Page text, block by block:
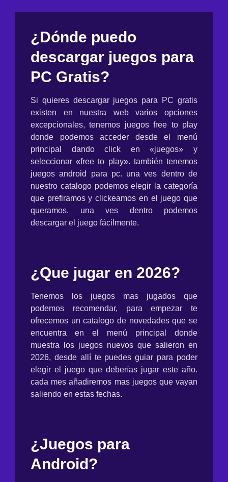
¿Dónde puedo
descargar juegos para
PC Gratis?
Si quieres descargar juegos para PC gratis
existen en nuestra web varios opciones
excepcionales, tenemos juegos free to play
donde podemos acceder desde el menú
principal dando click en «juegos» y
seleccionar «free to play». también tenemos
juegos android para pc. una ves dentro de
nuestro catalogo podemos elegir la categoría
que prefiramos y clickeamos en el juego que
queramos. una ves dentro podemos
descargar el juego fácilmente.
¿Que jugar en 2026?
Tenemos los juegos mas jugados que
podemos recomendar, para empezar te
ofrecemos un catalogo de novedades que se
encuentra en el menú principal donde
muestra los juegos nuevos que salieron en
2026, desde allí te puedes guiar para poder
elegir el juego que deberías jugar este año.
cada mes añadiremos mas juegos que vayan
saliendo en estas fechas.
¿Juegos para
Android?